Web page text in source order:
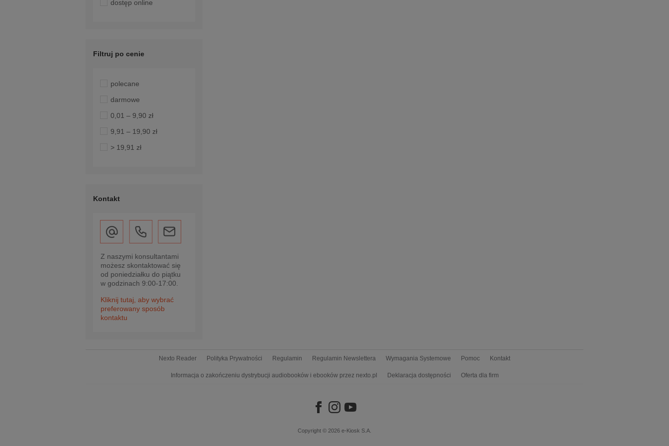
dostęp online
Filtruj po cenie
polecane
darmowe
0,01 – 9,90 zł
9,91 – 19,90 zł
> 19,91 zł
Kontakt
Z naszymi konsultantami
możesz skontaktować się
od poniedziałku do piątku
w godzinach 9:00-17:00.
Kliknij tutaj, aby wybrać
preferowany sposób
kontaktu
Nexto Reader Polityka Prywatności Regulamin Regulamin Newslettera Wymagania Systemowe Pomoc Kontakt
Informacja o zakończeniu dystrybucji audiobooków i ebooków przez nexto.pl Deklaracja dostępności Oferta dla firm
Copyright © 2026 e-Kiosk S.A.